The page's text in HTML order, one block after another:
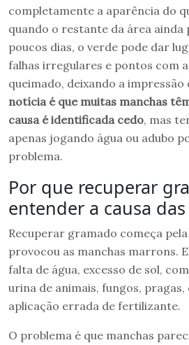
completamente a aparência do
quando o restante da área ainda
poucos dias, o verde pode dar
falhas irregulares e pontos com
queimado, deixando a impressão
notícia é que muitas manchas
causa é identificada cedo, mas
apenas jogando água ou adubo
problema.
Por que recuperar
entender a causa
Recuperar gramado começa
provocou as manchas marrons.
falta de água, excesso de sol,
urina de animais, fungos,
aplicação errada de fertilizante.
O problema é que manchas